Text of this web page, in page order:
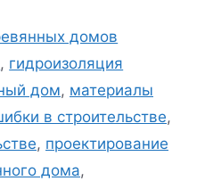
домов
, гидроизоляция
дом, материалы
в строительстве,
, проектирование
дома,